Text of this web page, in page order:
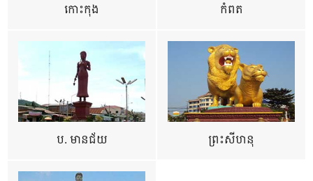
កោះកុង កំពត
ប. មានជ័យ ព្រះសីហនុ